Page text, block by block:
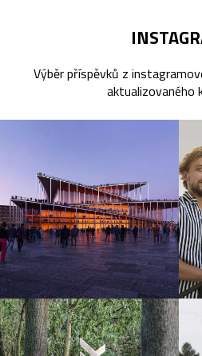
Výběr příspěvků z
aktualizovaného